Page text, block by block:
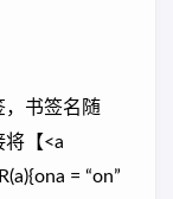
，书签名随
【<a
= “on”